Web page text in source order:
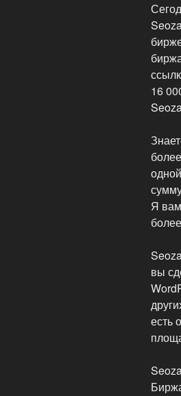
16
Я
вы
есть